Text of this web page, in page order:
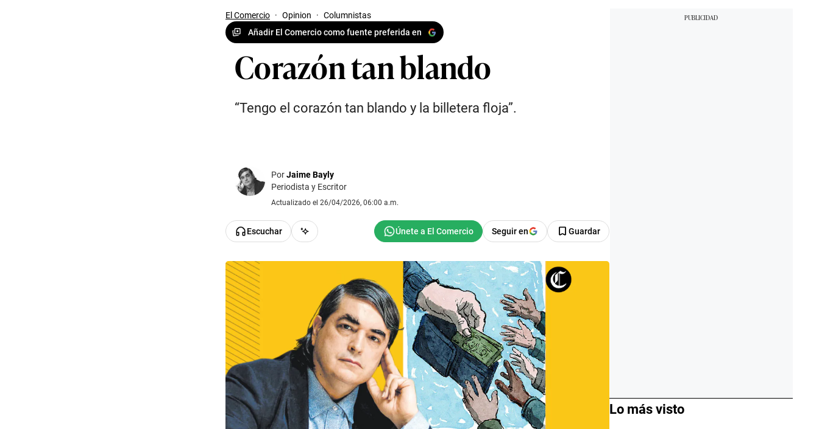
El Comercio · Opinion · Columnistas
Añadir El Comercio como fuente preferida en
Corazón tan blando
“Tengo el corazón tan blando y la billetera floja”.
PorJaime Bayly
Periodista y Escritor
Actualizado el 26/04/2026, 06:00 a.m.
Escuchar Seguir en Guardar
Lo más visto